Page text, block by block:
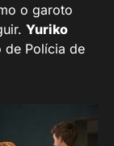
o garoto
Yuriko
de Polícia de